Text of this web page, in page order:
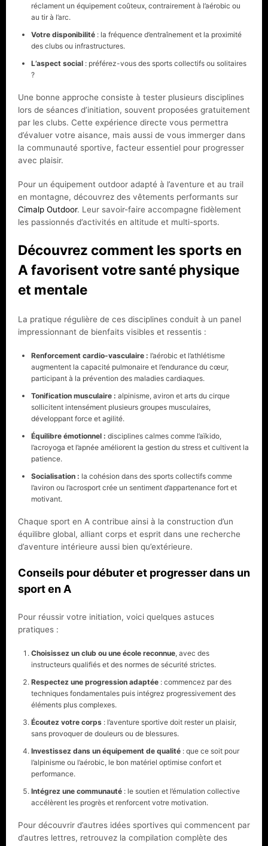
réclament un équipement coûteux, contrairement à l’aérobic ou
au tir à l’arc.
Votre disponibilité : la fréquence d’entraînement et la proximité
des clubs ou infrastructures.
L’aspect social : préférez-vous des sports collectifs ou solitaires
?
Une bonne approche consiste à tester plusieurs disciplines
lors de séances d’initiation, souvent proposées gratuitement
par les clubs. Cette expérience directe vous permettra
d’évaluer votre aisance, mais aussi de vous immerger dans
la communauté sportive, facteur essentiel pour progresser
avec plaisir.
Pour un équipement outdoor adapté à l’aventure et au trail
en montagne, découvrez des vêtements performants sur
Cimalp Outdoor. Leur savoir-faire accompagne fidèlement
les passionnés d’activités en altitude et multi-sports.
Découvrez comment les sports en
A favorisent votre santé physique
et mentale
La pratique régulière de ces disciplines conduit à un panel
impressionnant de bienfaits visibles et ressentis :
Renforcement cardio-vasculaire : l’aérobic et l’athlétisme
augmentent la capacité pulmonaire et l’endurance du cœur,
participant à la prévention des maladies cardiaques.
Tonification musculaire : alpinisme, aviron et arts du cirque
sollicitent intensément plusieurs groupes musculaires,
développant force et agilité.
Équilibre émotionnel : disciplines calmes comme l’aïkido,
l’acroyoga et l’apnée améliorent la gestion du stress et cultivent la
patience.
Socialisation : la cohésion dans des sports collectifs comme
l’aviron ou l’acrosport crée un sentiment d’appartenance fort et
motivant.
Chaque sport en A contribue ainsi à la construction d’un
équilibre global, alliant corps et esprit dans une recherche
d’aventure intérieure aussi bien qu’extérieure.
Conseils pour débuter et progresser dans un
sport en A
Pour réussir votre initiation, voici quelques astuces
pratiques :
Choisissez un club ou une école reconnue, avec des
instructeurs qualifiés et des normes de sécurité strictes.
Respectez une progression adaptée : commencez par des
techniques fondamentales puis intégrez progressivement des
éléments plus complexes.
Écoutez votre corps : l’aventure sportive doit rester un plaisir,
sans provoquer de douleurs ou de blessures.
Investissez dans un équipement de qualité : que ce soit pour
l’alpinisme ou l’aérobic, le bon matériel optimise confort et
performance.
Intégrez une communauté : le soutien et l’émulation collective
accélèrent les progrès et renforcent votre motivation.
Pour découvrir d’autres idées sportives qui commencent par
d’autres lettres, retrouvez la compilation complète des